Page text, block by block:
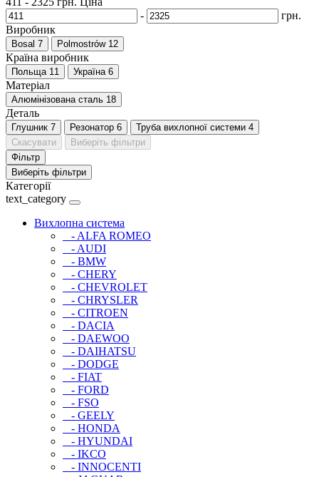
-
грн.
Виробник
Bosal 7 Polmostrów 12
Країна виробник
Польща 11 Україна 6
Матеріал
Алюмінізована сталь 18
Деталь
Глушник 7 Резонатор 6 Труба вихлопної системи 4
Скасувати
Виберіть фільтри
Фільтр
Виберіть фільтри
Категорії
text_category
Вихлопна система
- ALFA ROMEO
- AUDI
- BMW
- CHERY
- CHEVROLET
- CHRYSLER
- CITROEN
- DACIA
- DAEWOO
- DAIHATSU
- DODGE
- FIAT
- FORD
- FSO
- GEELY
- HONDA
- HYUNDAI
- IKCO
- INNOCENTI